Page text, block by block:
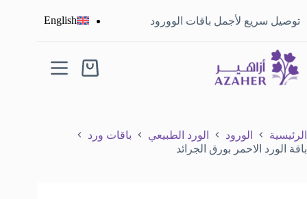
توصيل سريع لأجمل باقات الوورود English
الرئيسية الورود الورد الطبيعي
باقات ورد
باقة الورد الاحمر بورق الجرائد